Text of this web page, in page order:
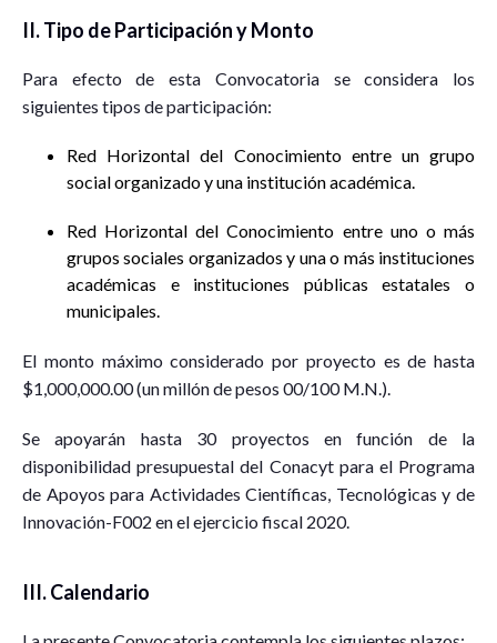
II. Tipo de Participación y Monto
Para efecto de esta Convocatoria se considera los
siguientes tipos de participación:
Red Horizontal del Conocimiento entre un grupo
social organizado y una institución académica.
Red Horizontal del Conocimiento entre uno o más
grupos sociales organizados y una o más instituciones
académicas e instituciones públicas estatales o
municipales.
El monto máximo considerado por proyecto es de hasta
$1,000,000.00 (un millón de pesos 00/100 M.N.).
Se apoyarán hasta 30 proyectos en función de la
disponibilidad presupuestal del Conacyt para el Programa
de Apoyos para Actividades Científicas, Tecnológicas y de
Innovación-F002 en el ejercicio fiscal 2020.
III. Calendario